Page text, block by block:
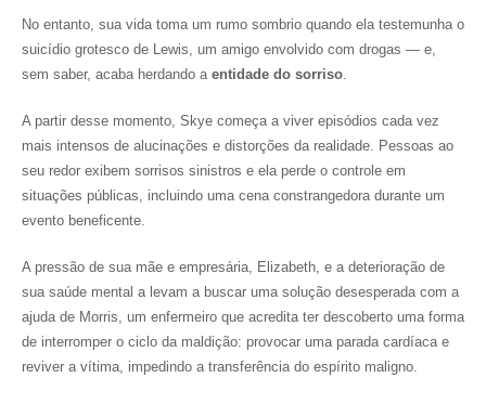
No entanto, sua vida toma um rumo sombrio quando ela testemunha o
suicídio grotesco de Lewis, um amigo envolvido com drogas — e,
sem saber, acaba herdando a entidade do sorriso.
A partir desse momento, Skye começa a viver episódios cada vez
mais intensos de alucinações e distorções da realidade. Pessoas ao
seu redor exibem sorrisos sinistros e ela perde o controle em
situações públicas, incluindo uma cena constrangedora durante um
evento beneficente.
A pressão de sua mãe e empresária, Elizabeth, e a deterioração de
sua saúde mental a levam a buscar uma solução desesperada com a
ajuda de Morris, um enfermeiro que acredita ter descoberto uma forma
de interromper o ciclo da maldição: provocar uma parada cardíaca e
reviver a vítima, impedindo a transferência do espírito maligno.